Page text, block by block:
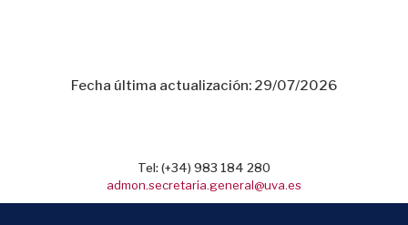
Fecha última actualización: 29/07/2026
Tel: (+34) 983 184 280
admon.secretaria.general@uva.es